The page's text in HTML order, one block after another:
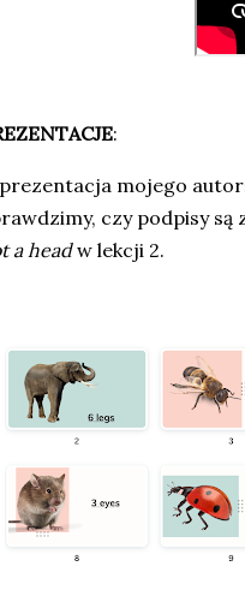
:
mojego
czy podpisy
a headw lekcji 2.